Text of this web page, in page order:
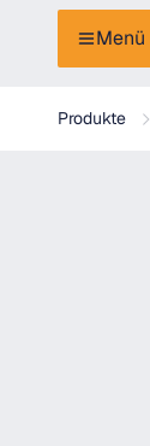
Menü
Produkte
KS Tools